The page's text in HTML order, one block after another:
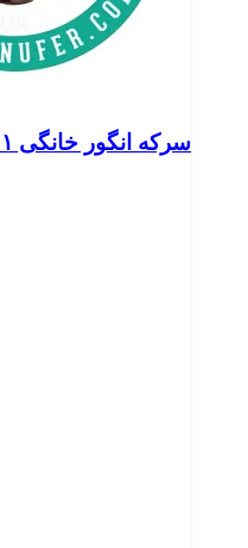
سرکه انگور خانگی ۱ لیتری